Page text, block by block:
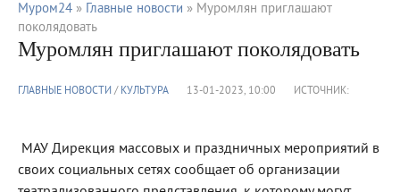
Муром24 » Главные новости » Муромлян приглашают
поколядовать
Муромлян приглашают поколядовать
ГЛАВНЫЕ НОВОСТИ/ КУЛЬТУРА 13-01-2023, 10:00 ИСТОЧНИК:
МАУ Дирекция массовых и праздничных мероприятий в
своих социальных сетях сообщает об организации